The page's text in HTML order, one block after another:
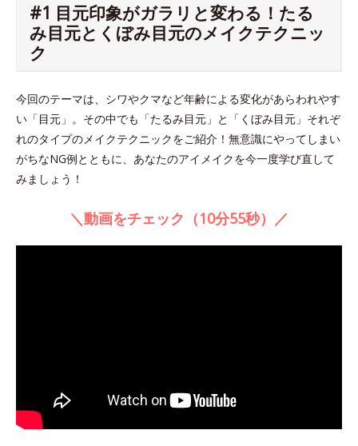
#1 目元印象がガラリと変わる！たる
み目元とくぼみ目元のメイクテクニッ
ク
今回のテーマは、シワやクマなど年齢による変化があらわれやす
い「目元」。その中でも「たるみ目元」と「くぼみ目元」それぞ
れのタイプのメイクテクニックをご紹介！無意識にやってしまい
がちなNG例とともに、あなたのアイメイクを今一度学び直して
みましょう！
＼動画をチェック（10分55秒）／